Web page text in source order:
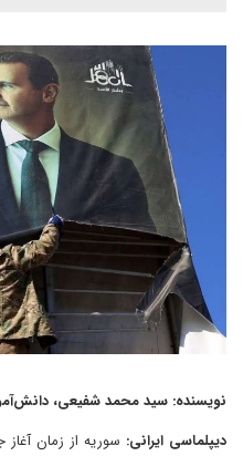
نویسنده: سید محمد شفیعی،
دیپلماسی ایرانی: